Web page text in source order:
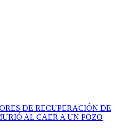
DE RECUPERACIÓN DE
AL CAER A UN POZO